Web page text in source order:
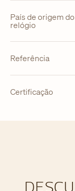
País de origem do
relógio
Referência
Certificação